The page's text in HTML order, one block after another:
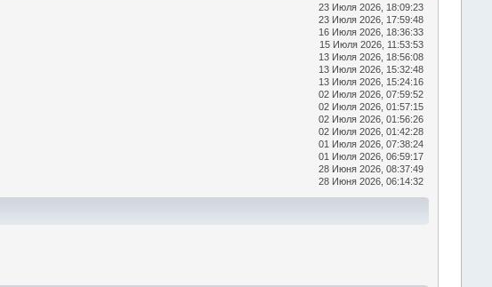
23 Июля 2026, 18:09:23
23 Июля 2026, 17:59:48
16 Июля 2026, 18:36:33
15 Июля 2026, 11:53:53
13 Июля 2026, 18:56:08
13 Июля 2026, 15:32:48
13 Июля 2026, 15:24:16
02 Июля 2026, 07:59:52
02 Июля 2026, 01:57:15
02 Июля 2026, 01:56:26
02 Июля 2026, 01:42:28
01 Июля 2026, 07:38:24
01 Июля 2026, 06:59:17
28 Июня 2026, 08:37:49
28 Июня 2026, 06:14:32